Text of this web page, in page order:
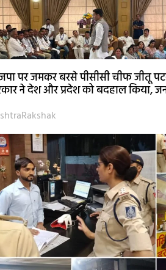
पर जमकर बरसे पीसीसी चीफ जीतू
ने देश और प्रदेश को बदहाल किया,